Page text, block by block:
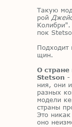
Та­кую
рой
пок
щин.
О стране
Stetson -
ния, они
раз­ных
мо­де­ли
стра­ны
Это
оно